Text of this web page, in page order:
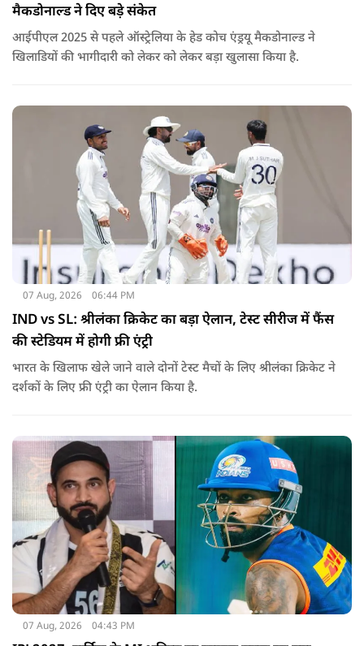
मैकडोनाल्ड ने दिए बड़े संकेत
आईपीएल 2025 से पहले ऑस्ट्रेलिया के हेड कोच एंड्रयू मैकडोनाल्ड ने
खिलाडियों की भागीदारी को लेकर को लेकर बड़ा खुलासा किया है.
07 Aug, 2026 06:44 PM
IND vs SL: श्रीलंका क्रिकेट का बड़ा ऐलान, टेस्ट सीरीज में फैंस
की स्टेडियम में होगी फ्री एंट्री
भारत के खिलाफ खेले जाने वाले दोनों टेस्ट मैचों के लिए श्रीलंका क्रिकेट ने
दर्शकों के लिए फ्री एंट्री का ऐलान किया है.
07 Aug, 2026 04:43 PM